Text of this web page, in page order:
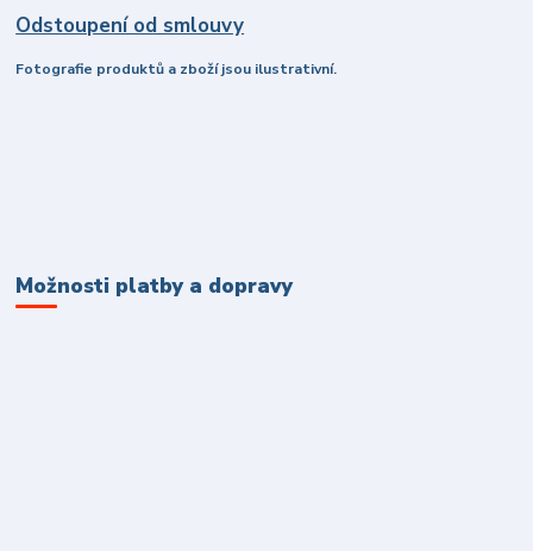
Odstoupení od smlouvy
Fotografie produktů a zboží jsou ilustrativní.
Možnosti platby a dopravy